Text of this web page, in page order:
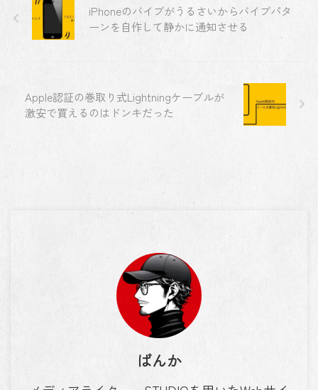
iPhoneのバイブがうるさいからバイブパタ
ーンを自作して静かに通知させる
Apple認証の巻取り式Lightningケーブルが
激安で買えるのはドンキだった
ばんか